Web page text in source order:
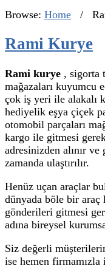
Browse: Home /
Rami Kurye
Rami kurye , sigorta
mağazaları kuyumcu
çok iş yeri ile alakalı
hediyelik eşya çiçek
otomobil parçaları
kargo ile gitmesi
adresinizden alınır ve
zamanda ulaştırılır.
Henüz uçan araçlar
dünyada böle bir
gönderileri gitmesi
adına bireysel
Siz değerli
ise hemen